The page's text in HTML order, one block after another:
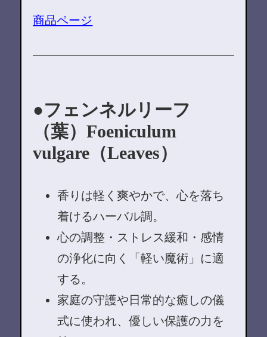
商品ページ
フェンネルリーフ
（葉）Foeniculum
vulgare（Leaves）
香りは軽く爽やかで、心を落ち
着けるハーバル調。
心の調整・ストレス緩和・感情
の浄化に向く「軽い魔術」に適
する。
家庭の守護や日常的な癒しの儀
式に使われ、優しい保護の力を